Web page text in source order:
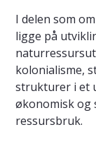
I delen som
ligge på
kolonialisme,
strukturer i et
økonomisk og
ressursbruk.